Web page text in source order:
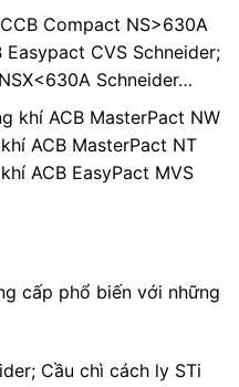
Compact NS>630A
CVS Schneider;
Schneider…
khí ACB MasterPact NW
ACB MasterPact NT
ACB EasyPact MVS
cấp phổ biến với những
Cầu chì cách ly STi